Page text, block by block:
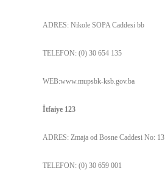
ADRES: Nikole SOPA Caddesi bb
TELEFON: (0) 30 654 135
WEB:www.mupsbk-ksb.gov.ba
İtfaiye 123
ADRES: Zmaja od Bosne Caddesi No: 13
TELEFON: (0) 30 659 001